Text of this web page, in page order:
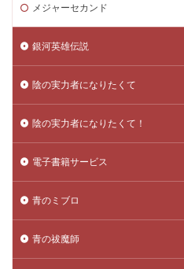
メジャーセカンド
銀河英雄伝説
陰の実力者になりたくて
陰の実力者になりたくて！
電子書籍サービス
青のミブロ
青の祓魔師